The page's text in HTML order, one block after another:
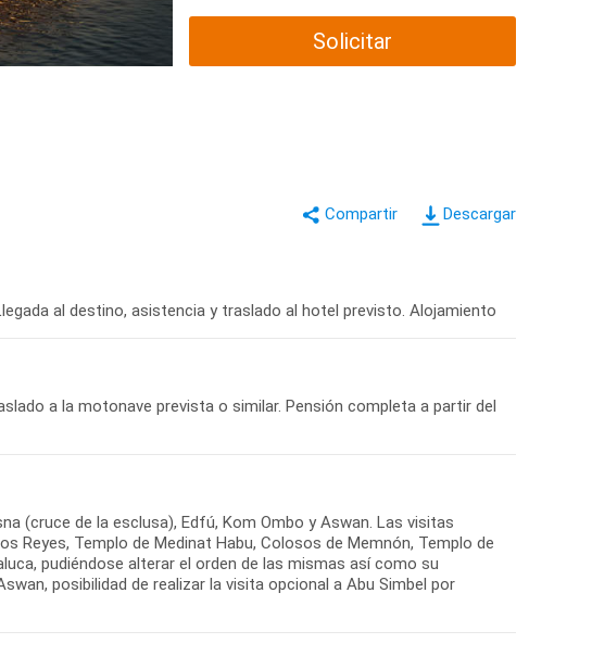
Solicitar
Descargar
al destino, asistencia y traslado al hotel previsto. Alojamiento
a la motonave prevista o similar. Pensión completa a partir del
(cruce de la esclusa), Edfú, Kom Ombo y Aswan. Las visitas
Reyes, Templo de Medinat Habu, Colosos de Memnón, Templo de
pudiéndose alterar el orden de las mismas así como su
posibilidad de realizar la visita opcional a Abu Simbel por